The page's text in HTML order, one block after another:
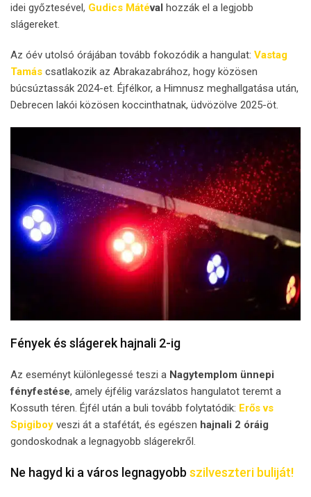
idei győztesével, Gudics Mátéval hozzák el a legjobb
slágereket.
Az óév utolsó órájában tovább fokozódik a hangulat: Vastag
Tamás csatlakozik az Abrakazabrához, hogy közösen
búcsúztassák 2024-et. Éjfélkor, a Himnusz meghallgatása után,
Debrecen lakói közösen koccinthatnak, üdvözölve 2025-öt.
Fények és slágerek hajnali 2-ig
Az eseményt különlegessé teszi a Nagytemplom ünnepi
fényfestése, amely éjfélig varázslatos hangulatot teremt a
Kossuth téren. Éjfél után a buli tovább folytatódik: Erős vs
Spigiboy veszi át a stafétát, és egészen hajnali 2 óráig
gondoskodnak a legnagyobb slágerekről.
Ne hagyd ki a város legnagyobb szilveszteri buliját!